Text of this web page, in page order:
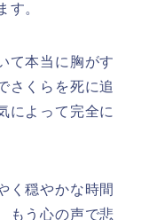
す。
て本当に胸がす
さくらを死に追
によって完全に
く穏やかな時間
もう心の声で悲